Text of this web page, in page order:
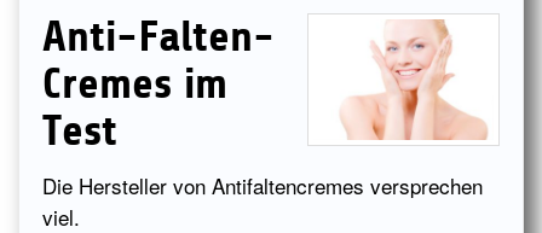
Anti-Falten-
Cremes im
Test
Die Hersteller von Antifaltencremes versprechen
viel.